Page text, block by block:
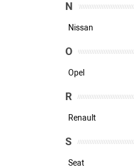
N
Nissan
O
Opel
R
Renault
S
Seat